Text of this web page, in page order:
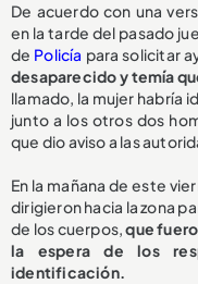
De acuerdo con una
en la tarde del pasado
de Policía para solicitar
desaparecido y temía
llamado, la mujer habría
junto a los otros dos
que dio aviso a las
En la mañana de este
dirigieron hacia la zona
de los cuerpos,que
la espera de los
identificación.